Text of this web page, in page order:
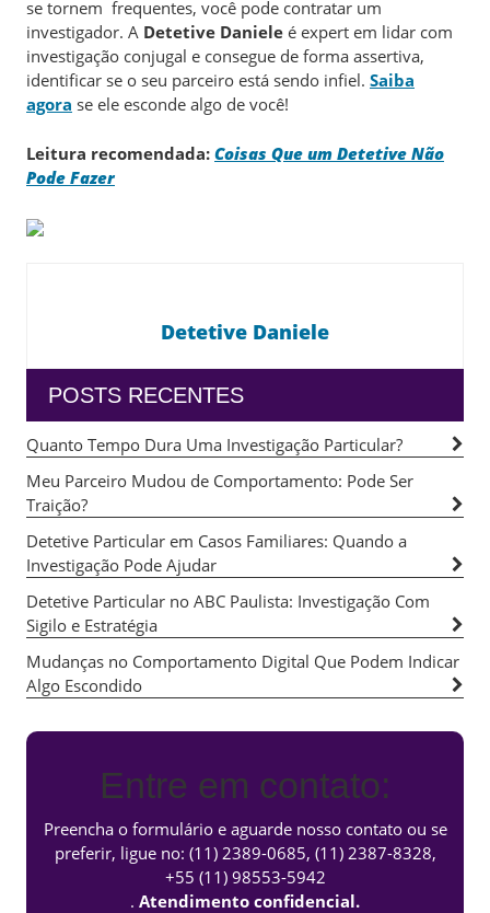
se tornem frequentes, você pode contratar um
investigador. A Detetive Daniele é expert em lidar com
investigação conjugal e consegue de forma assertiva,
identificar se o seu parceiro está sendo infiel. Saiba
agora se ele esconde algo de você!
Leitura recomendada: Coisas Que um Detetive Não
Pode Fazer
Detetive Daniele
POSTS RECENTES
Quanto Tempo Dura Uma Investigação Particular?
Meu Parceiro Mudou de Comportamento: Pode Ser
Traição?
Detetive Particular em Casos Familiares: Quando a
Investigação Pode Ajudar
Detetive Particular no ABC Paulista: Investigação Com
Sigilo e Estratégia
Mudanças no Comportamento Digital Que Podem Indicar
Algo Escondido
Entre em contato:
Preencha o formulário e aguarde nosso contato ou se
preferir, ligue no: (11) 2389-0685, (11) 2387-8328,
+55 (11) 98553-5942
. Atendimento confidencial.